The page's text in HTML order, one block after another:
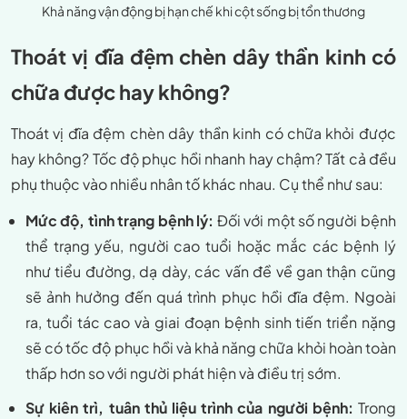
Khả năng vận động bị hạn chế khi cột sống bị tổn thương
Thoát vị đĩa đệm chèn dây thần kinh có
chữa được hay không?
Thoát vị đĩa đệm chèn dây thần kinh có chữa khỏi được
hay không? Tốc độ phục hồi nhanh hay chậm? Tất cả đều
phụ thuộc vào nhiều nhân tố khác nhau. Cụ thể như sau:
Mức độ, tình trạng bệnh lý: Đối với một số người bệnh
thể trạng yếu, người cao tuổi hoặc mắc các bệnh lý
như tiểu đường, dạ dày, các vấn đề về gan thận cũng
sẽ ảnh hưởng đến quá trình phục hồi đĩa đệm. Ngoài
ra, tuổi tác cao và giai đoạn bệnh sinh tiến triển nặng
sẽ có tốc độ phục hồi và khả năng chữa khỏi hoàn toàn
thấp hơn so với người phát hiện và điều trị sớm.
Sự kiên trì, tuân thủ liệu trình của người bệnh: Trong